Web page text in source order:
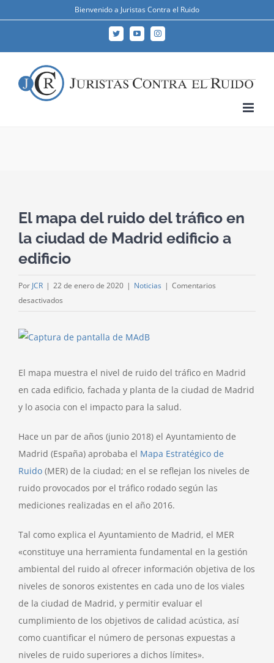
Bienvenido a Juristas Contra el Ruido
TwitterYouTubeInstagram
El mapa del ruido del tráfico en
la ciudad de Madrid edificio a
edificio
Por JCR | 22 de enero de 2020 | Noticias | Comentarios
desactivados
del
del
tráfico
ciudad
Madrid
edificio
a
edificio
Ver
más
grande
El mapa muestra el nivel de ruido del tráfico en Madrid
en cada edificio, fachada y planta de la ciudad de Madrid
y lo asocia con el impacto para la salud.
Hace un par de años (junio 2018) el Ayuntamiento de
Madrid (España) aprobaba el Mapa Estratégico de
Ruido (MER) de la ciudad; en el se reflejan los niveles de
ruido provocados por el tráfico rodado según las
mediciones realizadas en el año 2016.
Tal como explica el Ayuntamiento de Madrid, el MER
«constituye una herramienta fundamental en la gestión
ambiental del ruido al ofrecer información objetiva de los
niveles de sonoros existentes en cada uno de los viales
de la ciudad de Madrid, y permitir evaluar el
cumplimiento de los objetivos de calidad acústica, así
como cuantificar el número de personas expuestas a
niveles de ruido superiores a dichos límites».